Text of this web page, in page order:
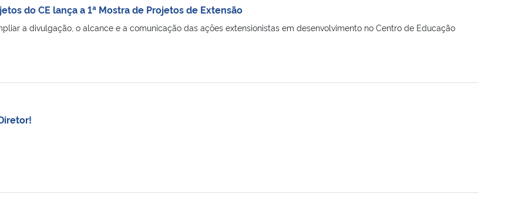
do CE lança a 1ª Mostra de Projetos de Extensão
a divulgação, o alcance e a comunicação das ações extensionistas em desenvolvimento no Centro de Educação